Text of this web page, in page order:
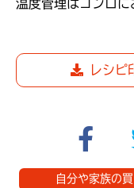
温度管理はコンロに
レシピ
自分や家族の